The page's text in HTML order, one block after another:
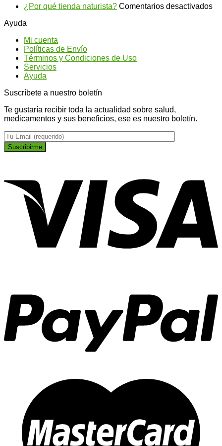
salvia
¿Cuáles
Ginseng?
¿Por qué tienda naturista? Comentarios desactivadosen
Ayuda
Mi cuenta
Políticas de Envío
Términos y Condiciones de Uso
Servicios
Ayuda
Suscríbete a nuestro boletín
Te gustaría recibir toda la actualidad sobre salud,
medicamentos y sus beneficios, ese es nuestro boletín.